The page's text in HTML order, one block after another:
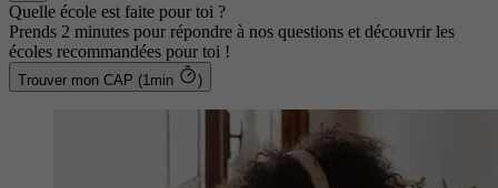
Quelle école est faite pour toi ?
Prends 2 minutes pour répondre à nos questions et découvrir les
écoles recommandées pour toi !
Trouver mon CAP (1min )